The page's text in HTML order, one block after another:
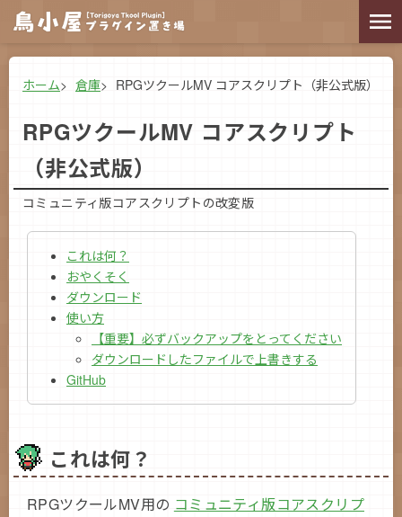
ホーム 倉庫 RPGツクールMV コアスクリプト（非公式版）
RPGツクールMV コアスクリプト
（非公式版）
コミュニティ版コアスクリプトの改変版
これは何？
おやくそく
ダウンロード
使い方
【重要】必ずバックアップをとってください
ダウンロードしたファイルで上書きする
GitHub
これは何？
RPGツクールMV用の コミュニティ版コアスクリプ